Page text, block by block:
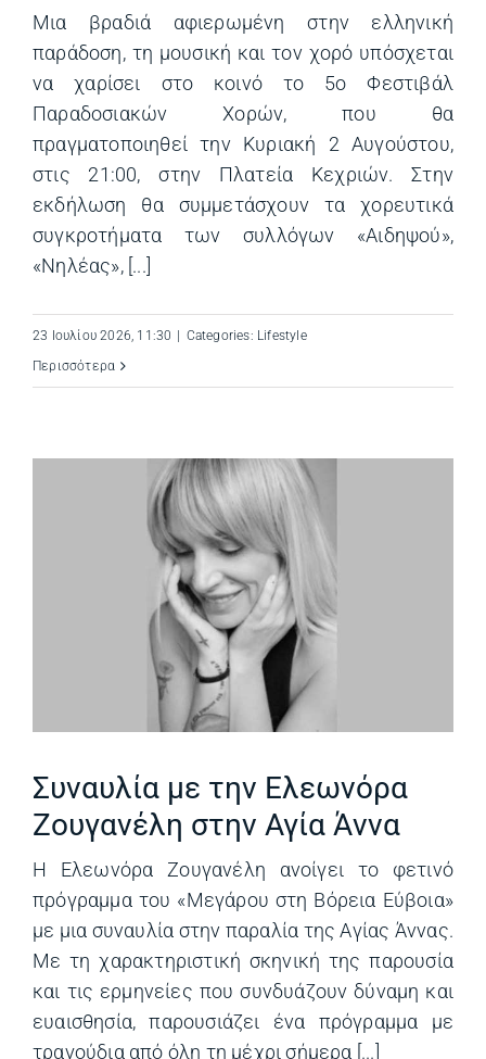
Μια βραδιά αφιερωμένη στην ελληνική
παράδοση, τη μουσική και τον χορό υπόσχεται
να χαρίσει στο κοινό το 5ο Φεστιβάλ
Παραδοσιακών Χορών, που θα
πραγματοποιηθεί την Κυριακή 2 Αυγούστου,
στις 21:00, στην Πλατεία Κεχριών. Στην
εκδήλωση θα συμμετάσχουν τα χορευτικά
συγκροτήματα των συλλόγων «Αιδηψού»,
«Νηλέας», [...]
23 Ιουλίου 2026, 11:30 Categories: Lifestyle
Περισσότερα
Συναυλία με την Ελεωνόρα
Ζουγανέλη στην Αγία Άννα
Η Ελεωνόρα Ζουγανέλη ανοίγει το φετινό
πρόγραμμα του «Μεγάρου στη Βόρεια Εύβοια»
με μια συναυλία στην παραλία της Αγίας Άννας.
Με τη χαρακτηριστική σκηνική της παρουσία
και τις ερμηνείες που συνδυάζουν δύναμη και
ευαισθησία, παρουσιάζει ένα πρόγραμμα με
τραγούδια από όλη τη μέχρι σήμερα [...]